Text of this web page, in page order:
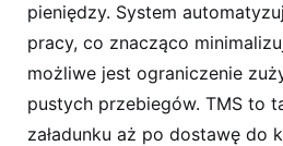
pieniędzy. System
pracy, co znacząco
możliwe jest ograniczenie
pustych przebiegów. TMS to
załadunku aż po dostawę do